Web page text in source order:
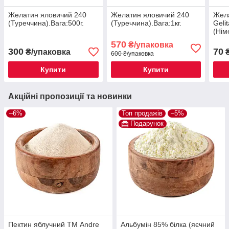
Желатин яловичий 240
(Туреччина).Вага:500г.
300 ₴/упаковка
Купити
Желатин яловичий 240
(Туреччина).Вага:1кг.
570₴/упаковка
600 ₴/упаковка
Купити
70
Акційні пропозиції та новинки
–6%
Пектин яблучний ТМ Andre
Топ продажів
–5%
Подарунок
Альбумін 85% білка (яєчний